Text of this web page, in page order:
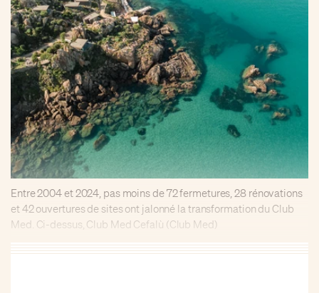
Entre 2004 et 2024, pas moins de 72 fermetures, 28 rénovations
et 42 ouvertures de sites ont jalonné la transformation du Club
Med. Ci-dessus, Club Med Cefalù (Club Med)